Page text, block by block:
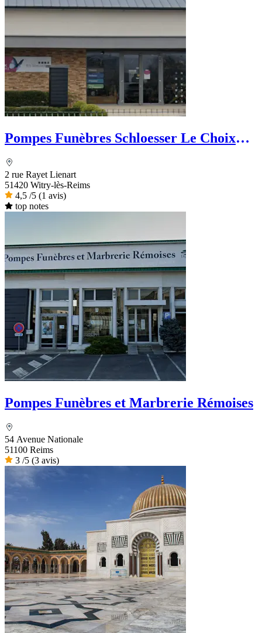
Pompes Funèbres Schloesser Le Choix
2 rue Rayet Lienart
51420 Witry-lès-Reims
4,5 /5 (1 avis)
top notes
Pompes Funèbres et Marbrerie Rémoises
54 Avenue Nationale
51100 Reims
3 /5 (3 avis)